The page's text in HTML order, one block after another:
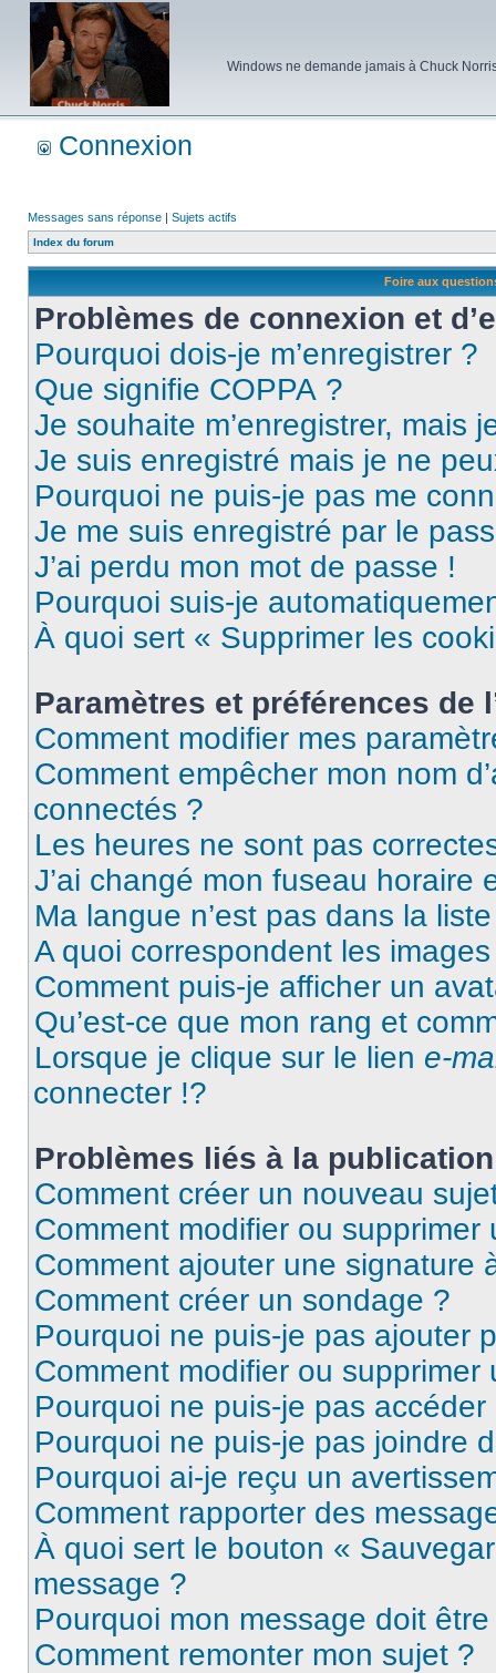
Windows ne demande jamais à Chuck
Connexion
Messages sans réponse | Sujets actifs
Index du forum
Foire aux
Problèmes de connexion et
Pourquoi dois-je m’enregistrer ?
Que signifie COPPA ?
Je souhaite m’enregistrer, mais
Je suis enregistré mais je ne
Pourquoi ne puis-je pas me
Je me suis enregistré par le
J’ai perdu mon mot de passe !
Pourquoi suis-je
À quoi sert « Supprimer les
Paramètres et préférences de
Comment modifier mes
Comment empêcher mon nom
connectés ?
Les heures ne sont pas
J’ai changé mon fuseau horaire
Ma langue n’est pas dans la
A quoi correspondent les
Comment puis-je afficher un
Qu’est-ce que mon rang et
Lorsque je clique sur le lien e-
connecter !?
Problèmes liés à la
Comment créer un nouveau
Comment modifier ou supprimer
Comment ajouter une signature
Comment créer un sondage ?
Pourquoi ne puis-je pas ajouter
Comment modifier ou supprimer
Pourquoi ne puis-je pas
Pourquoi ne puis-je pas joindre
Pourquoi ai-je reçu un
Comment rapporter des
À quoi sert le bouton «
message ?
Pourquoi mon message doit
Comment remonter mon sujet ?